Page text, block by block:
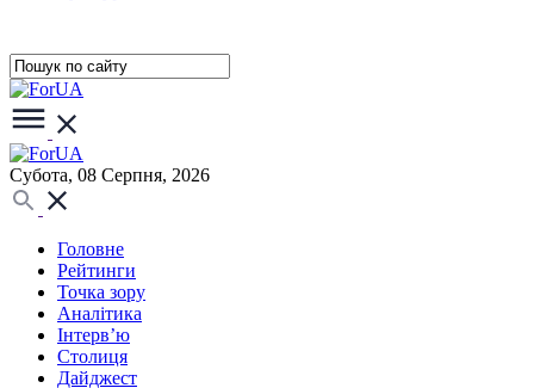
Субота, 08 Серпня, 2026
Головне
Рейтинги
Точка зору
Аналітика
Інтерв’ю
Столиця
Дайджест